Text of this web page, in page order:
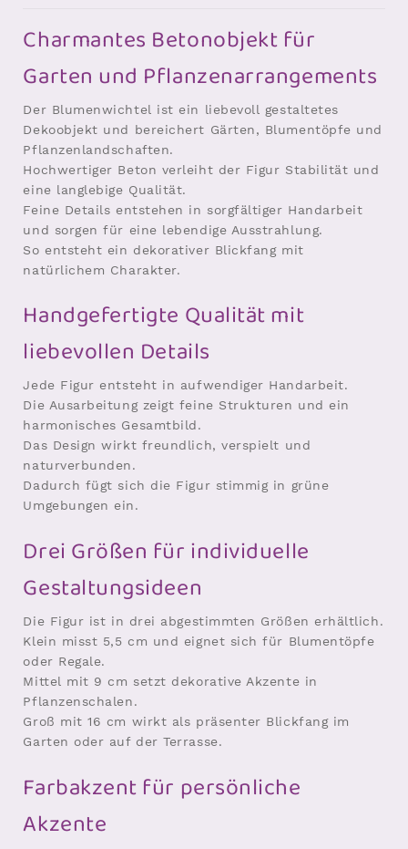
Charmantes Betonobjekt für
Garten und Pflanzenarrangements
Der Blumenwichtel ist ein liebevoll gestaltetes
Dekoobjekt und bereichert Gärten, Blumentöpfe und
Pflanzenlandschaften.
Hochwertiger Beton verleiht der Figur Stabilität und
eine langlebige Qualität.
Feine Details entstehen in sorgfältiger Handarbeit
und sorgen für eine lebendige Ausstrahlung.
So entsteht ein dekorativer Blickfang mit
natürlichem Charakter.
Handgefertigte Qualität mit
liebevollen Details
Jede Figur entsteht in aufwendiger Handarbeit.
Die Ausarbeitung zeigt feine Strukturen und ein
harmonisches Gesamtbild.
Das Design wirkt freundlich, verspielt und
naturverbunden.
Dadurch fügt sich die Figur stimmig in grüne
Umgebungen ein.
Drei Größen für individuelle
Gestaltungsideen
Die Figur ist in drei abgestimmten Größen erhältlich.
Klein misst 5,5 cm und eignet sich für Blumentöpfe
oder Regale.
Mittel mit 9 cm setzt dekorative Akzente in
Pflanzenschalen.
Groß mit 16 cm wirkt als präsenter Blickfang im
Garten oder auf der Terrasse.
Farbakzent für persönliche
Akzente